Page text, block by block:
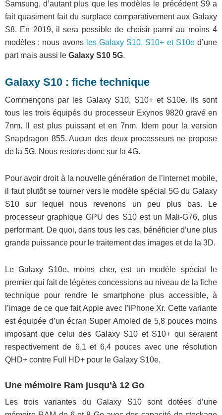
Samsung, d’autant plus que les modèles le précédent S9 a
fait quasiment fait du surplace comparativement aux Galaxy
S8. En 2019, il sera possible de choisir parmi au moins 4
modèles : nous avons les Galaxy S10, S10+ et S10ed’une
part mais aussi le Galaxy S10 5G.
Galaxy S10 : fiche technique
Commençons par les Galaxy S10, S10+ et S10e. Ils sont
tous les trois équipés du processeur Exynos 9820 gravé en
7nm. Il est plus puissant et en 7nm. Idem pour la version
Snapdragon 855. Aucun des deux processeurs ne propose
de la 5G. Nous restons donc sur la 4G.
Pour avoir droit à la nouvelle génération de l’internet mobile,
il faut plutôt se tourner vers le modèle spécial 5G du Galaxy
S10 sur lequel nous revenons un peu plus bas. Le
processeur graphique GPU des S10 est un Mali-G76, plus
performant. De quoi, dans tous les cas, bénéficier d’une plus
grande puissance pour le traitement des images et de la 3D.
Le Galaxy S10e, moins cher, est un modèle spécial le
premier qui fait de légères concessions au niveau de la fiche
technique pour rendre le smartphone plus accessible, à
l’image de ce que fait Apple avec l’iPhone Xr. Cette variante
est équipée d’un écran Super Amoled de 5,8 pouces moins
imposant que celui des Galaxy S10 et S10+ qui seraient
respectivement de 6,1 et 6,4 pouces avec une résolution
QHD+ contre Full HD+ pour le Galaxy S10e.
Une mémoire Ram jusqu’à 12 Go
Les trois variantes du Galaxy S10 sont dotées d’une